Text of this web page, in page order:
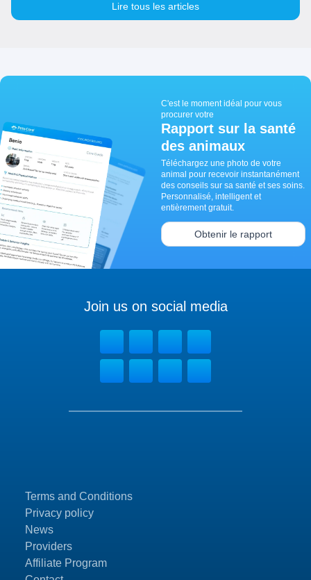
Lire tous les articles
C'est le moment idéal pour vous
procurer votre
Rapport sur la santé
des animaux
Téléchargez une photo de votre
animal pour recevoir instantanément
des conseils sur sa santé et ses soins.
Personnalisé, intelligent et
entièrement gratuit.
Obtenir le rapport
Terms and Conditions
Privacy policy
News
Providers
Affiliate Program
Join us on social media